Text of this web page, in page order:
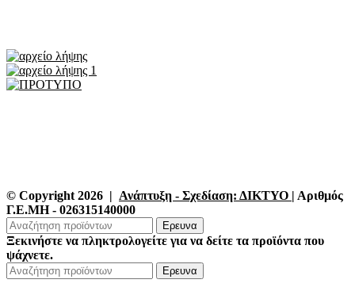
© Copyright 2026 | Ανάπτυξη - Σχεδίαση: ΔΙΚΤΥΟ | Αριθμός
Γ.Ε.ΜΗ - 026315140000
Ερευνα
Ξεκινήστε να πληκτρολογείτε για να δείτε τα προϊόντα που
ψάχνετε.
Ερευνα